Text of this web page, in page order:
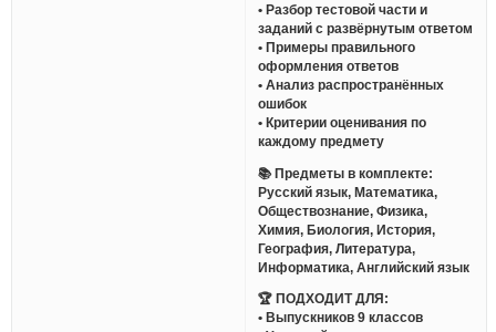
• Разбор тестовой части и
заданий с развёрнутым ответом
• Примеры правильного
оформления ответов
• Анализ распространённых
ошибок
• Критерии оценивания по
каждому предмету
📚 Предметы в комплекте:
Русский язык, Математика,
Обществознание, Физика,
Химия, Биология, История,
География, Литература,
Информатика, Английский язык
🏆 ПОДХОДИТ ДЛЯ:
• Выпускников 9 классов